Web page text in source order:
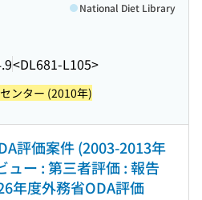
<DL681-L105>
National Diet Library
ンター (2010年)
評価案件 (2003-2013年
ュー : 第三者評価 : 報告
年度外務省ODA評価